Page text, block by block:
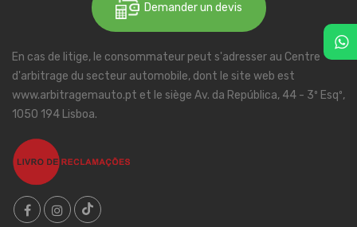
Demander un devis
En cas de litige, le consommateur peut s'adresser au Centre
d'arbitrage du secteur automobile, dont le site web est
www.arbitragemauto.pt et le siège Av. da República, 44 - 3º Esqº,
1050 194 Lisboa.